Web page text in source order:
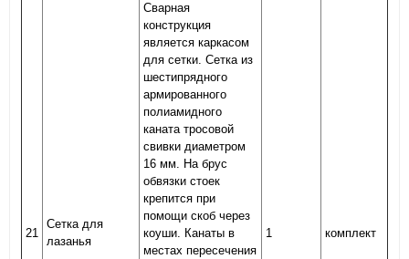
21
Сетка для
лазанья
Сварная
конструкция
является каркасом
для сетки. Сетка из
шестипрядного
армированного
полиамидного
каната тросовой
свивки диаметром
16 мм. На брус
обвязки стоек
крепится при
помощи скоб через
коуши. Канаты в
местах пересечения
1 комплект